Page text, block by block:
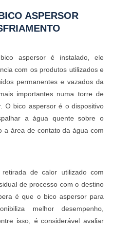
ASPERSOR
aspersor é instalado, ele
com os produtos utilizados e
permanentes e vazados da
importantes numa torre de
O bico aspersor é o dispositivo
a água quente sobre o
a área de contato da água com
de calor utilizado com
de processo com o destino
é que o bico aspersor para
melhor desempenho,
isso, é considerável avaliar